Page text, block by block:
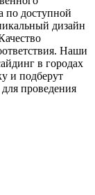
по доступной
дизайн
Наши
в городах
и подберут
проведения